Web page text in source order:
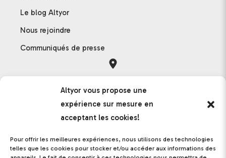
Altyor vous propose une
expérience sur mesure en
acceptant les cookies!
Pour offrir les meilleures expériences, nous utilisons des technologies
telles que les cookies pour stocker et/ou accéder aux informations des
Le blog Altyor
Nous rejoindre
Communiqués de presse
121 rue des Hêtres
45590 Saint-Cyr-en-Val
France